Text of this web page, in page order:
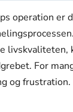
operation er
livskvaliteten,
For
og frustration.